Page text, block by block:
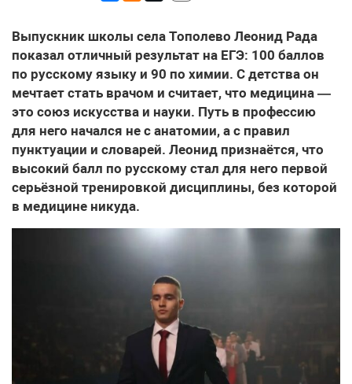
Выпускник школы села Тополево Леонид Рада
показал отличный результат на ЕГЭ: 100 баллов
по русскому языку и 90 по химии. С детства он
мечтает стать врачом и считает, что медицина —
это союз искусства и науки. Путь в профессию
для него начался не с анатомии, а с правил
пунктуации и словарей. Леонид признаётся, что
высокий балл по русскому стал для него первой
серьёзной тренировкой дисциплины, без которой
в медицине никуда.